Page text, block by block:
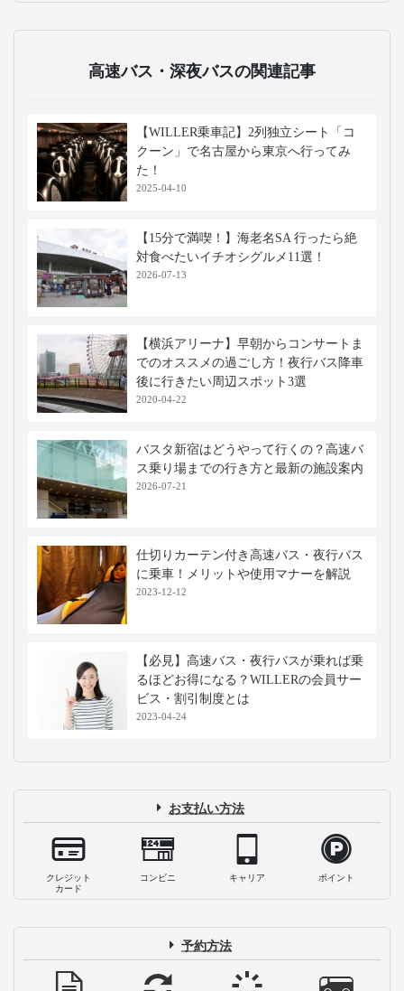
高速バス・深夜バスの関連記事
【WILLER乗車記】2列独立シート「コ
クーン」で名古屋から東京へ行ってみ
た！
2025-04-10
【15分で満喫！】海老名SA 行ったら絶
対食べたいイチオシグルメ11選！
2026-07-13
【横浜アリーナ】早朝からコンサートま
でのオススメの過ごし方！夜行バス降車
後に行きたい周辺スポット3選
2020-04-22
バスタ新宿はどうやって行くの？高速バ
ス乗り場までの行き方と最新の施設案内
2026-07-21
仕切りカーテン付き高速バス・夜行バス
に乗車！メリットや使用マナーを解説
2023-12-12
【必見】高速バス・夜行バスが乗れば乗
るほどお得になる？WILLERの会員サー
ビス・割引制度とは
2023-04-24
お支払い方法
クレジット
カード
コンビニ キャリア ポイント
予約方法